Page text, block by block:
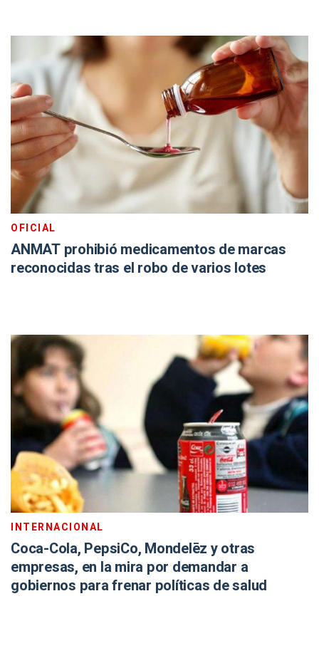
OFICIAL
ANMAT prohibió medicamentos de marcas
reconocidas tras el robo de varios lotes
INTERNACIONAL
Coca-Cola, PepsiCo, Mondelēz y otras
empresas, en la mira por demandar a
gobiernos para frenar políticas de salud